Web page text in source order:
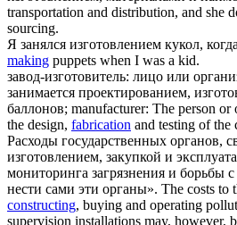
transportation and distribution, and she
sourcing.
Я занялся изготовлением кукол,
making puppets when I was a kid.
завод-изготовитель: лицо или
занимается проектированием,
баллонов; manufacturer: The person
the design, fabrication and testing of the
Расходы государственных органов,
изготовлением, закупкой и
мониторинга загрязнения и борьбы
нести сами эти органы». The costs to
constructing, buying and operating
supervision installations may, however,